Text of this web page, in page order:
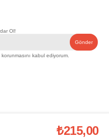
Ol!
Gönder
korunmasını kabul ediyorum.
. Tüm hakları saklıdır.
Web sitemizde yer alan
firmamızın yazılı izni alınmadan
₺215,00